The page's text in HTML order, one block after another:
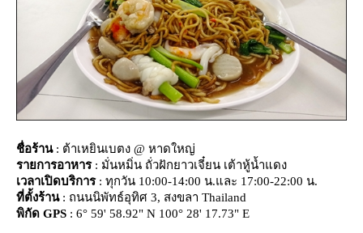
ชื่อร้าน: ต้าเหยินเบตง @ หาดใหญ่
รายการอาหาร: มั่นหมิ่น ถั่วฝักยาวเจี๋ยน เต้าหู้น้ำแดง
เวลาเปิดบริการ: ทุกวัน 10:00-14:00 น.และ 17:00-22:00 น.
ที่ตั้งร้าน: ถนนนิพัทธ์อุทิศ 3, สงขลา Thailand
พิกัด GPS : 6° 59' 58.92" N 100° 28' 17.73" E